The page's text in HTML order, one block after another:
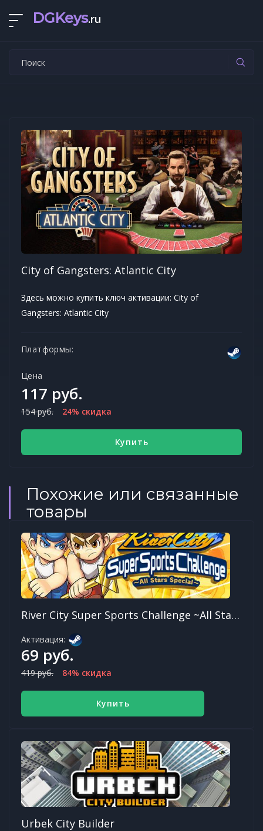
DGKeys.ru
City of Gangsters: Atlantic City
Здесь можно купить ключ активации: City of
Gangsters: Atlantic City
Платформы:
Цена
117 руб.
154 руб. 24% скидка
Купить
Похожие или связанные
товары
River City Super Sports Challenge ~All Stars Special~
Активация:
69 руб.
419 руб. 84% скидка
Купить
Urbek City Builder